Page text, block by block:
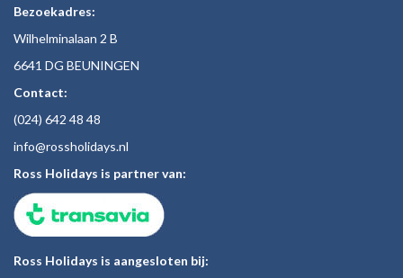
Bezoekadres:
Wilhelminalaan 2 B
6641 DG BEUNINGEN
Contact:
(024) 642 48 48
info@rossholidays.nl
Ross Holidays is partner van:
Ross Holidays is aangesloten bij: